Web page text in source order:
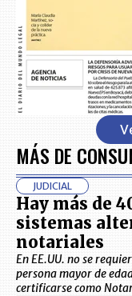
MÁS DE
JUDICIAL
Hay más de
sistemas
notariales
En EE.UU. no se
persona mayor de
certificarse como